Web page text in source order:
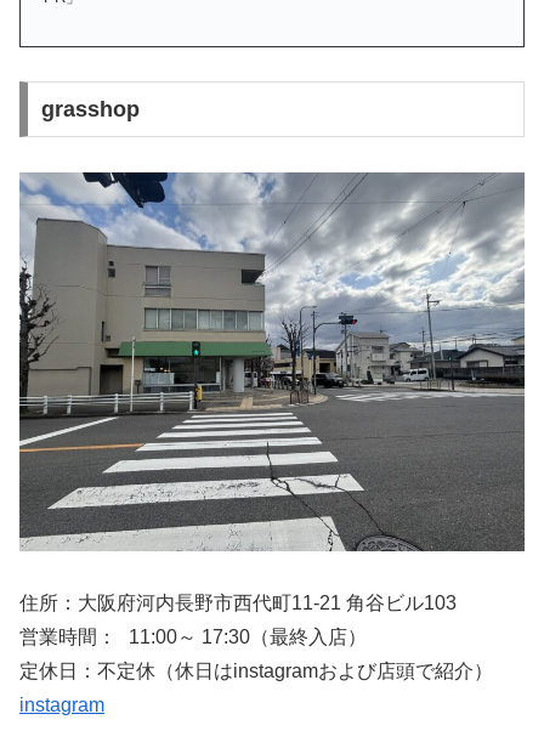
grasshop
住所：大阪府河内長野市西代町11-21 角谷ビル103
営業時間： 11:00～ 17:30（最終入店）
定休日：不定休（休日はinstagramおよび店頭で紹介）
instagram